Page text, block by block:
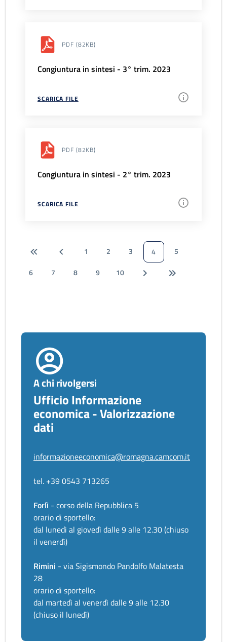
PDF (82KB)
Congiuntura in sintesi - 3° trim. 2023
SCARICA FILE
PDF (82KB)
Congiuntura in sintesi - 2° trim. 2023
SCARICA FILE
1 2 3 4
5
6
7 8 9 10
A chi rivolgersi
Ufficio Informazione
economica - Valorizzazione
dati
informazioneeconomica@romagna.camcom.it
tel. +39 0543 713265
Forlì - corso della Repubblica 5
orario di sportello:
dal lunedì al giovedì dalle 9 alle 12.30 (chiuso
il venerdì)
Rimini - via Sigismondo Pandolfo Malatesta
28
orario di sportello:
dal martedì al venerdì dalle 9 alle 12.30
(chiuso il lunedì)